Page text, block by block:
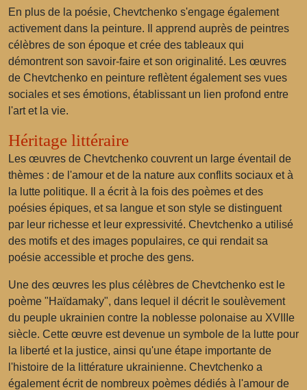
En plus de la poésie, Chevtchenko s'engage également
activement dans la peinture. Il apprend auprès de peintres
célèbres de son époque et crée des tableaux qui
démontrent son savoir-faire et son originalité. Les œuvres
de Chevtchenko en peinture reflètent également ses vues
sociales et ses émotions, établissant un lien profond entre
l'art et la vie.
Héritage littéraire
Les œuvres de Chevtchenko couvrent un large éventail de
thèmes : de l'amour et de la nature aux conflits sociaux et à
la lutte politique. Il a écrit à la fois des poèmes et des
poésies épiques, et sa langue et son style se distinguent
par leur richesse et leur expressivité. Chevtchenko a utilisé
des motifs et des images populaires, ce qui rendait sa
poésie accessible et proche des gens.
Une des œuvres les plus célèbres de Chevtchenko est le
poème "Haïdamaky", dans lequel il décrit le soulèvement
du peuple ukrainien contre la noblesse polonaise au XVIIIe
siècle. Cette œuvre est devenue un symbole de la lutte pour
la liberté et la justice, ainsi qu'une étape importante de
l'histoire de la littérature ukrainienne. Chevtchenko a
également écrit de nombreux poèmes dédiés à l'amour de